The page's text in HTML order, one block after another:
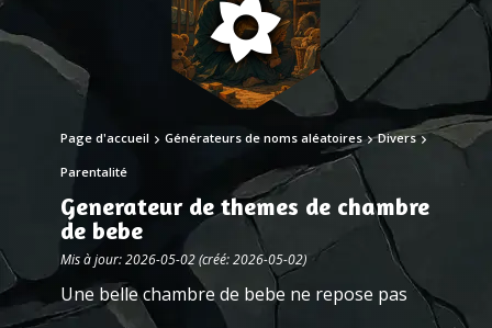
Page d'accueil Générateurs de noms aléatoires Divers
Parentalité
Generateur de themes de chambre
de bebe
Mis à jour: 2026-05-02 (créé: 2026-05-02)
Une belle chambre de bebe ne repose pas